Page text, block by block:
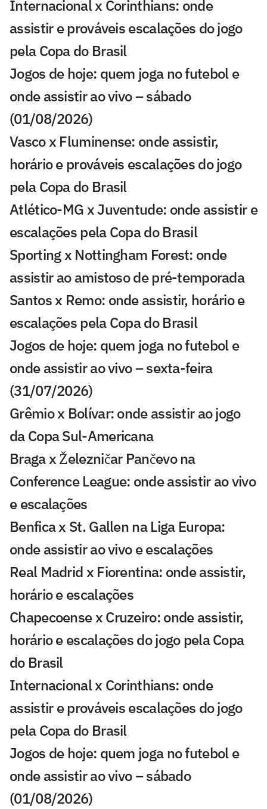
Internacional x Corinthians: onde
assistir e prováveis escalações do jogo
pela Copa do Brasil
Jogos de hoje: quem joga no futebol e
onde assistir ao vivo – sábado
(01/08/2026)
Vasco x Fluminense: onde assistir,
horário e prováveis escalações do jogo
pela Copa do Brasil
Atlético-MG x Juventude: onde assistir e
escalações pela Copa do Brasil
Sporting x Nottingham Forest: onde
assistir ao amistoso de pré-temporada
Santos x Remo: onde assistir, horário e
escalações pela Copa do Brasil
Jogos de hoje: quem joga no futebol e
onde assistir ao vivo – sexta-feira
(31/07/2026)
Grêmio x Bolívar: onde assistir ao jogo
da Copa Sul-Americana
Braga x Železničar Pančevo na
Conference League: onde assistir ao vivo
e escalações
Benfica x St. Gallen na Liga Europa:
onde assistir ao vivo e escalações
Real Madrid x Fiorentina: onde assistir,
horário e escalações
Chapecoense x Cruzeiro: onde assistir,
horário e escalações do jogo pela Copa
do Brasil
Internacional x Corinthians: onde
assistir e prováveis escalações do jogo
pela Copa do Brasil
Jogos de hoje: quem joga no futebol e
onde assistir ao vivo – sábado
(01/08/2026)